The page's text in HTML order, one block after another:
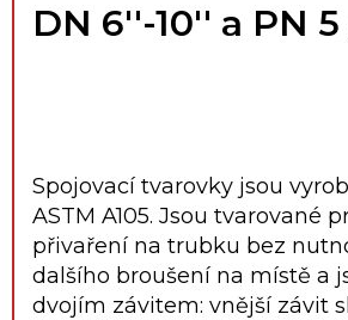
DN 6''-10'' a PN 5
Spojovací tvarovky jsou
ASTM A105. Jsou tvarované
přivaření na trubku bez
dalšího broušení na místě a
dvojím závitem: vnější závit